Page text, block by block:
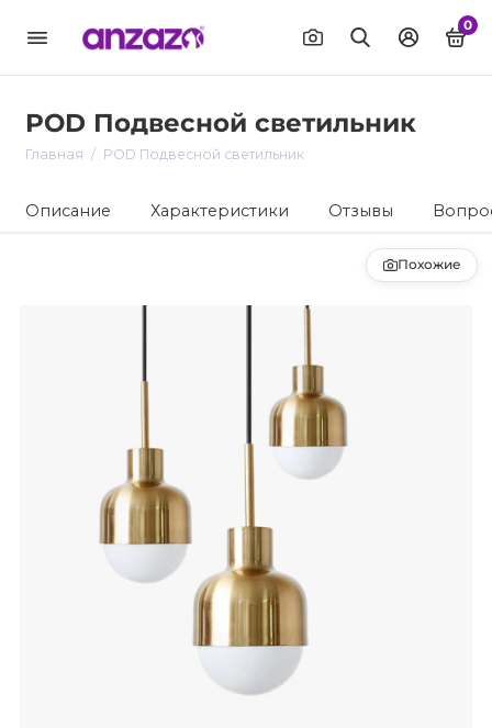
0
POD Подвесной светильник
Главная POD Подвесной светильник
Описание Характеристики Отзывы
Похожие